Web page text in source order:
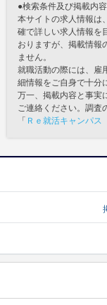
●検索条件及び掲載内
本サイトの求人情報は
確で詳しい求人情報を
おりますが、掲載情報
ません。
就職活動の際には、雇
細情報をご自身で十分
万一、掲載内容と事実
ご連絡ください。調査
「 Ｒｅ就活キャンパ